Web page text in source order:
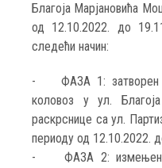
Благоја Марјановића
од 12.10.2022. до
следећи начин:
- ФАЗА 1: затворен
коловоз у ул.
раскрснице са ул.
периоду од 12.10.2022.
- ФАЗА 2: измењен